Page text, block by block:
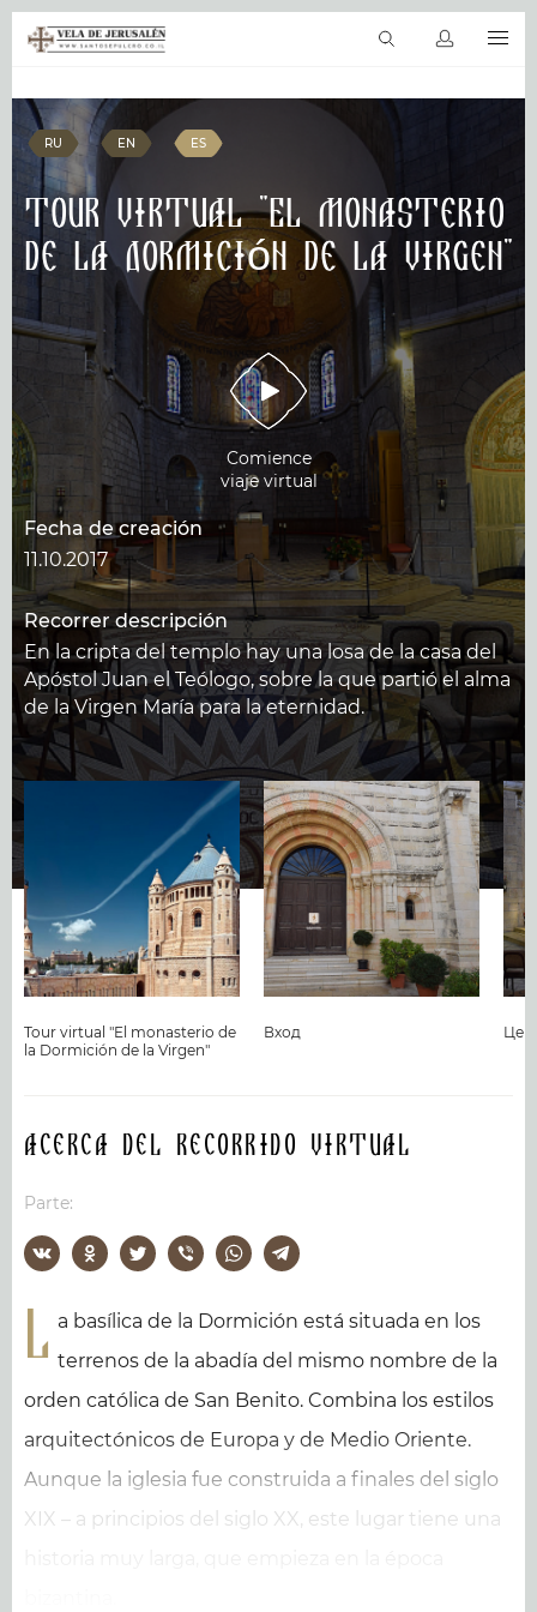
Viajes virtuales La Biblia en línea
ES
RU EN ES
Tour virtual "El monasterio
de la Dormición de la Virgen"
Comience
viaje virtual
Fecha de creación
11.10.2017
Recorrer descripción
En la cripta del templo hay una losa de la casa del
Apóstol Juan el Teólogo, sobre la que partió el alma
de la Virgen María para la eternidad.
Tour virtual "El monasterio de
la Dormición de la Virgen"
Вход
Acerca del recorrido virtual
Parte:
L a basílica de la Dormición está situada en los
terrenos de la abadía del mismo nombre de la
orden católica de San Benito. Combina los estilos
arquitectónicos de Europa y de Medio Oriente.
Aunque la iglesia fue construida a finales del siglo
XIX – a principios del siglo XX, este lugar tiene una